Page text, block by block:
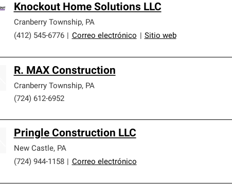
Knockout Home Solutions LLC
Cranberry Township, PA
(412) 545-6776
Correo electrónico Sitio web
R. MAX Construction
Cranberry Township, PA
(724) 612-6952
Pringle Construction LLC
New Castle, PA
(724) 944-1158
Correo electrónico